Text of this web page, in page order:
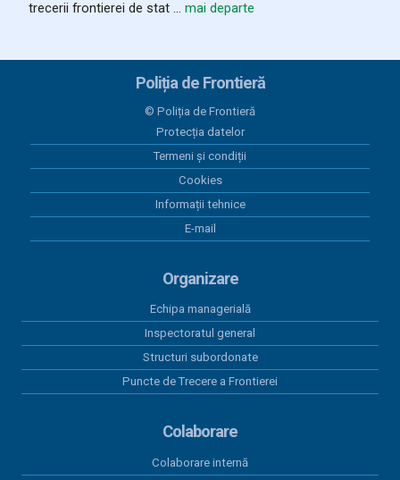
2026
Program Anual Achiziții Publice 2026 - versiunea 06
Programul Anual al Achizițiilor Publice 2026 -
Centralizatorul achizițiilor publice finalizate prin
încheieri de contracte cu valoare peste 5.000 euro
în perioada 01.01.2026-31.03.2026
Program anual achiziții publice 2026 - versiunea 01
Program anual achiziții publice 2026 - versiunea 04
trecerii frontierei de stat ... mai departe
Poliția de Frontieră
© Poliția de Frontieră
Protecția datelor
Termeni și condiții
Cookies
Informații tehnice
E-mail
Organizare
Echipa managerială
Inspectoratul general
Structuri subordonate
Puncte de Trecere a Frontierei
Colaborare
Colaborare internă